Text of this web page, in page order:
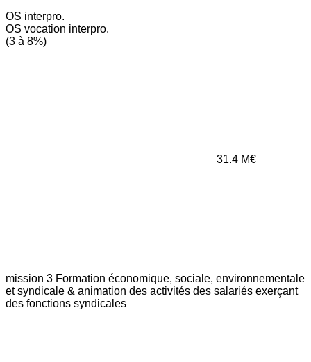
OS interpro.
OS vocation interpro.
(3 à 8%)
31.4 M€
mission 3 Formation économique, sociale, environnementale
et syndicale & animation des activités des salariés exerçant
des fonctions syndicales